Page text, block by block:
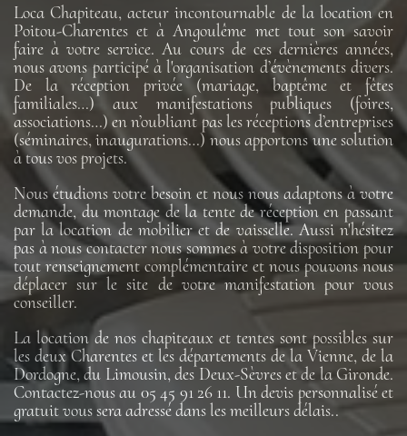
Loca Chapiteau, acteur incontournable de la location en
Poitou-Charentes et à Angoulême met tout son savoir
faire à votre service. Au cours de ces dernières années,
nous avons participé à l'organisation d’évènements divers.
De la réception privée (mariage, baptême et fêtes
familiales…) aux manifestations publiques (foires,
associations…) en n’oubliant pas les réceptions d’entreprises
(séminaires, inaugurations…) nous apportons une solution
à tous vos projets.
Nous étudions votre besoin et nous nous adaptons à votre
demande, du montage de la tente de réception en passant
par la location de mobilier et de vaisselle. Aussi n'hésitez
pas à nous contacter nous sommes à votre disposition pour
tout renseignement complémentaire et nous pouvons nous
déplacer sur le site de votre manifestation pour vous
conseiller.
La location de nos chapiteaux et tentes sont possibles sur
les deux Charentes et les départements de la Vienne, de la
Dordogne, du Limousin, des Deux-Sèvres et de la Gironde.
Contactez-nous au 05 45 91 26 11. Un devis personnalisé et
gratuit vous sera adressé dans les meilleurs délais..